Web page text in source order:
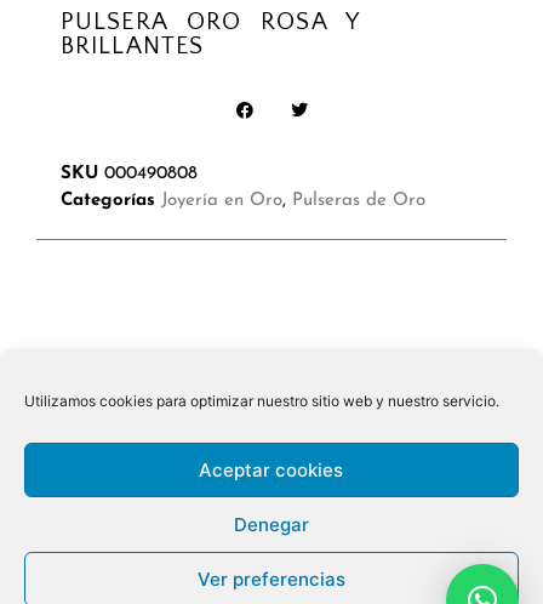
Utilizamos cookies para optimizar nuestro sitio web y nuestro servicio.
Aceptar cookies
Denegar
Ver preferencias
PULSERA ORO ROSA Y
BRILLANTES
SKU 000490808
Categorías Joyería en Oro, Pulseras de Oro
© 2026 ALL RIGHTS RESERVED